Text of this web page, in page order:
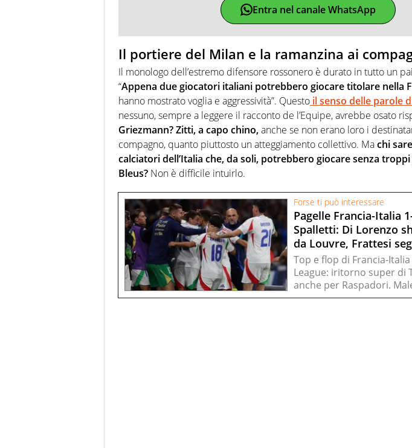
Entra nel canale WhatsApp
Il portiere del Milan e la ramanzina ai
Il monologo dell’estremo difensore rossonero è durato in tutto un
“Appena due giocatori italiani potrebbero giocare titolare nella
hanno mostrato voglia e aggressività”. Questo il senso delle parole
nessuno, sempre a leggere il racconto de l’Equipe, avrebbe osato
Griezmann? Zitti, a capo chino,anche se non erano loro i
compagno, quanto piuttosto un atteggiamento collettivo. Machi
calciatori dell’Italia che, da soli, potrebbero giocare senza
Bleus? Non è difficile intuirlo.
Forse ti può interessare
Pagelle Francia-Italia
Spalletti: Di Lorenzo
da Louvre, Frattesi
Top e flop di Francia-
League: iritorno super di
anche per Raspadori.